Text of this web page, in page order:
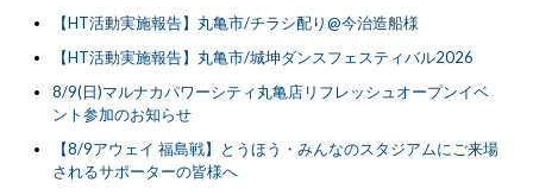
【HT活動実施報告】丸亀市/チラシ配り@今治造船様
【HT活動実施報告】丸亀市/城坤ダンスフェスティバル2026
8/9(日)マルナカパワーシティ丸亀店リフレッシュオープンイベ
ント参加のお知らせ
【8/9アウェイ 福島戦】とうほう・みんなのスタジアムにご来場
されるサポーターの皆様へ